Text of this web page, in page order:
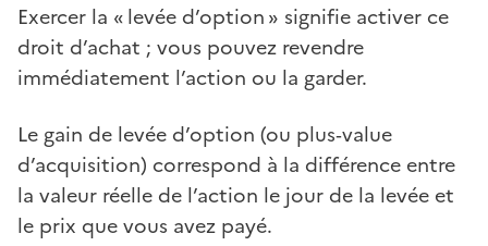
Exercer la « levée d’option » signifie activer ce
droit d’achat ; vous pouvez revendre
immédiatement l’action ou la garder.
Le gain de levée d’option (ou plus‑value
d’acquisition) correspond à la différence entre
la valeur réelle de l’action le jour de la levée et
le prix que vous avez payé.